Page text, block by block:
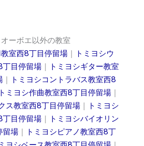
オーボエ以外の教室
室西8丁目停留場 ｜ トミヨシウ
丁目停留場 ｜ トミヨシギター教室
｜ トミヨシコントラバス教室西8
トミヨシ作曲教室西8丁目停留場 ｜
ス教室西8丁目停留場 ｜ トミヨシ
丁目停留場 ｜ トミヨシバイオリン
留場 ｜ トミヨシピアノ教室西8丁